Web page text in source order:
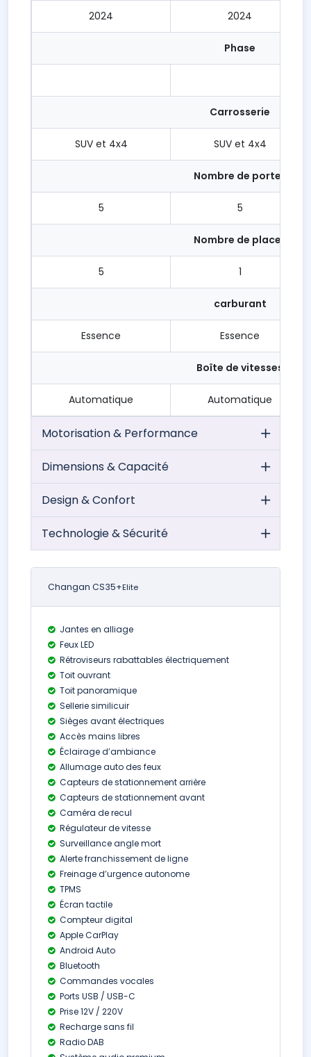
2024 2024
Phase
Carrosserie
SUV et 4x4 SUV et 4x4
Nombre de portes
5 5
Nombre de places
5 1
carburant
Essence Essence
Boîte de vitesses
Automatique Automatique
Motorisation & Performance
Dimensions & Capacité
Design & Confort
Technologie & Sécurité
Changan CS35+Elite
Jantes en alliage
Feux LED
Rétroviseurs rabattables électriquement
Toit ouvrant
Toit panoramique
Sellerie similicuir
Sièges avant électriques
Accès mains libres
Éclairage d’ambiance
Allumage auto des feux
Capteurs de stationnement arrière
Capteurs de stationnement avant
Caméra de recul
Régulateur de vitesse
Surveillance angle mort
Alerte franchissement de ligne
Freinage d’urgence autonome
TPMS
Écran tactile
Compteur digital
Apple CarPlay
Android Auto
Bluetooth
Commandes vocales
Ports USB / USB-C
Prise 12V / 220V
Recharge sans fil
Radio DAB